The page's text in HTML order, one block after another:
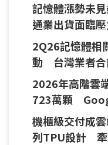
記憶體漲勢未
通業出貨面臨
2Q26記憶體相
動 台灣業者合
2026年高階雲
723萬顆
多方並起格局
機櫃級交付成
列TPU設計 牽